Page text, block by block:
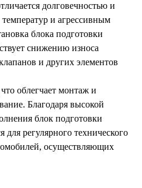
долговечностью и
и агрессивным
блока подготовки
снижению износа
и других элементов
облегчает монтаж и
Благодаря высокой
блок подготовки
для регулярного технического
осуществляющих